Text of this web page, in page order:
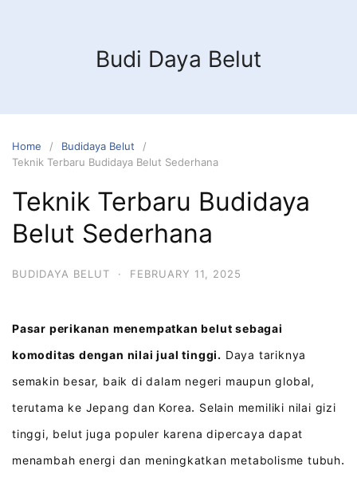
Budi Daya Belut
Home
Budidaya Belut
Teknik Terbaru Budidaya Belut Sederhana
Teknik Terbaru Budidaya
Belut Sederhana
BUDIDAYA BELUT · FEBRUARY 11, 2025
Pasar perikanan menempatkan belut sebagai
komoditas dengan nilai jual tinggi. Daya tariknya
semakin besar, baik di dalam negeri maupun global,
terutama ke Jepang dan Korea. Selain memiliki nilai gizi
tinggi, belut juga populer karena dipercaya dapat
menambah energi dan meningkatkan metabolisme tubuh.